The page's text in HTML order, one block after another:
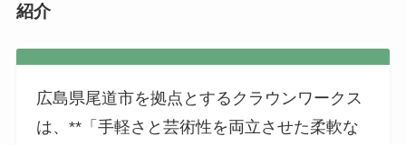
紹介
広島県尾道市を拠点とするクラウンワークス
は、**「手軽さと芸術性を両立させた柔軟な